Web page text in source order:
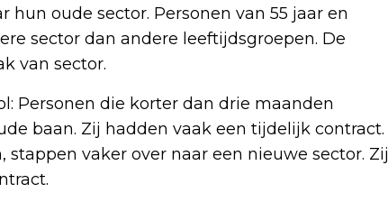
oude sector. Personen van 55 jaar en
sector dan andere leeftijdsgroepen. De
van sector.
Personen die korter dan drie maanden
baan. Zij hadden vaak een tijdelijk contract.
vaker over naar een nieuwe sector. Zij